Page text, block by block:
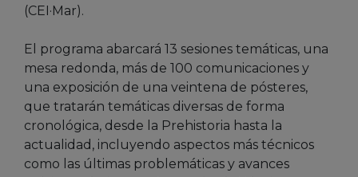
(CEI·Mar).
El programa abarcará 13 sesiones temáticas, una
mesa redonda, más de 100 comunicaciones y
una exposición de una veintena de pósteres,
que tratarán temáticas diversas de forma
cronológica, desde la Prehistoria hasta la
actualidad, incluyendo aspectos más técnicos
como las últimas problemáticas y avances